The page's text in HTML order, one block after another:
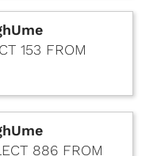
153 FROM
886 FROM